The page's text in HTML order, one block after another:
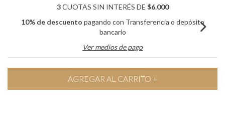
3CUOTAS SIN INTERÉS DE $6.000
10% de descuento pagando con Transferencia o depósito
bancario
Ver medios de pago